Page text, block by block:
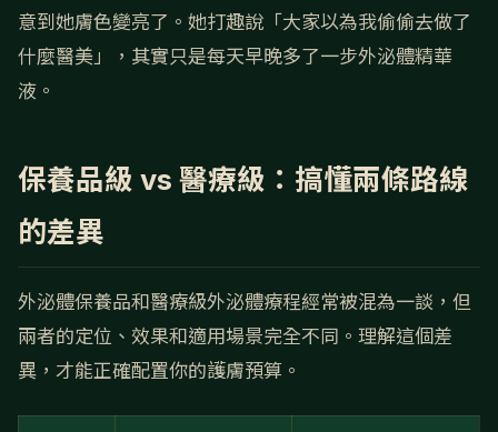
意到她膚色變亮了。她打趣說「大家以為我偷偷去做了
什麼醫美」，其實只是每天早晚多了一步外泌體精華
液。
保養品級 vs 醫療級：搞懂兩條路線
的差異
外泌體保養品和醫療級外泌體療程經常被混為一談，但
兩者的定位、效果和適用場景完全不同。理解這個差
異，才能正確配置你的護膚預算。